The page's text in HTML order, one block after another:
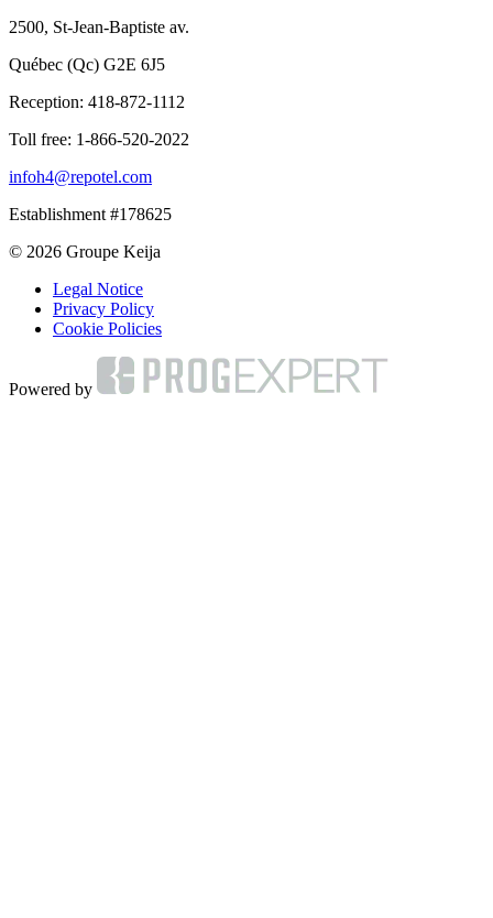
2500, St-Jean-Baptiste av.
Québec (Qc) G2E 6J5
Reception: 418-872-1112
Toll free: 1-866-520-2022
infoh4@repotel.com
Establishment #178625
© 2026 Groupe Keija
Legal Notice
Privacy Policy
Cookie Policies
Powered by